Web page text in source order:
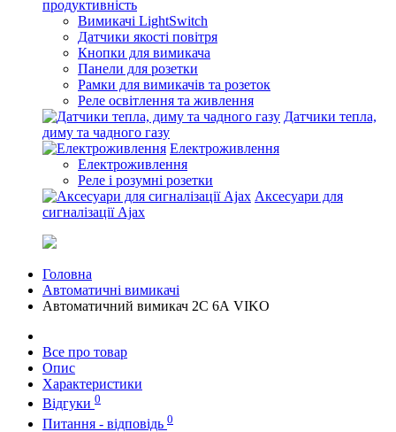
продуктивність
Вимикачі LightSwitch
Датчики якості повітря
Кнопки для вимикача
Панели для розетки
Рамки для вимикачів та розеток
Реле освітлення та живлення
Датчики тепла,
диму та чадного газу
Електроживлення
Електроживлення
Реле і розумні розетки
Аксесуари для
сигналізації Ajax
Головна
Автоматичні вимикачі
Автоматичний вимикач 2C 6А VIKO
Все про товар
Опис
Характеристики
Відгуки 0
Питання - відповідь 0